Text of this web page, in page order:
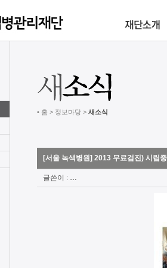
• 홈 > 정보마당 > 새소식
[서울 녹색병원] 2013 무료검진) 시립
글쓴이 : …